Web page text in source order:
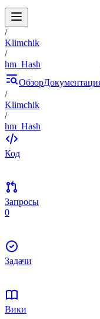
/
Klimchik
/
hm_Hash
Обзор
/
Klimchik
/
hm_Hash
Код
Запросы
0
Задачи
Вики